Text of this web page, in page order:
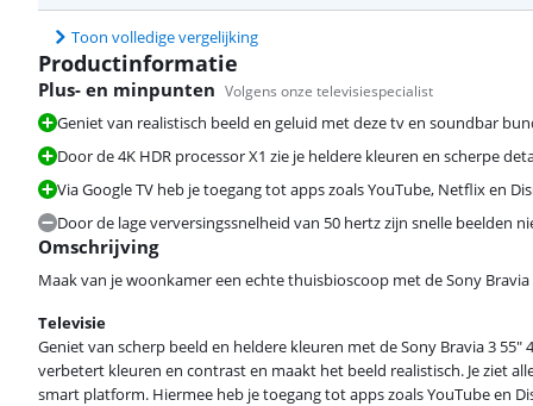
Toon volledige vergelijking
Productinformatie
Beoordeling is 8,6 van de 10, gebaseerd op 33 reviews.
Beoordeling is 8,5 van de 10, gebaseerd op 29 reviews.
Plus- en minpunten Volgens onze televisiespecialist
Geniet van realistisch beeld en geluid met deze tv en soundbar
Door de 4K HDR processor X1 zie je heldere kleuren en scherpe
Via Google TV heb je toegang tot apps zoals YouTube, Netflix en
Door de lage verversingssnelheid van 50 hertz zijn snelle beelden
Omschrijving
Maak van je woonkamer een echte thuisbioscoop met de Sony Bravia
Televisie
Geniet van scherp beeld en heldere kleuren met de Sony Bravia 3 55"
verbetert kleuren en contrast en maakt het beeld realistisch. Je ziet
smart platform. Hiermee heb je toegang tot apps zoals YouTube en